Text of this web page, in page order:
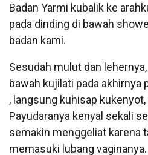
Badan Yarmi kubalik ke
pada dinding di bawah
badan kami.
Sesudah mulut dan
bawah kujilati pada akhirnya
, langsung kuhisap
Payudaranya kenyal sekali
semakin menggeliat karena
memasuki lubang